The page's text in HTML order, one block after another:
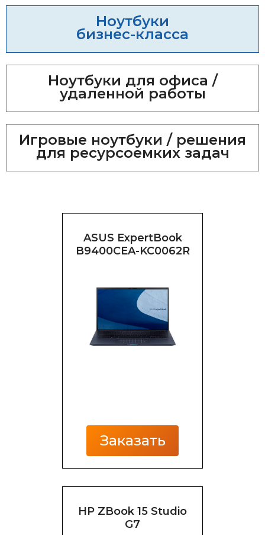
Ноутбуки
бизнес-класса
Ноутбуки для офиса /
удаленной работы
Игровые ноутбуки / решения
для ресурсоемких задач
ASUS ExpertBook
B9400CEA-KC0062R
Заказать
HP ZBook 15 Studio
G7